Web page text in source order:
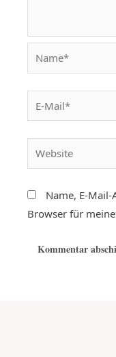
Name, E-
Browser für